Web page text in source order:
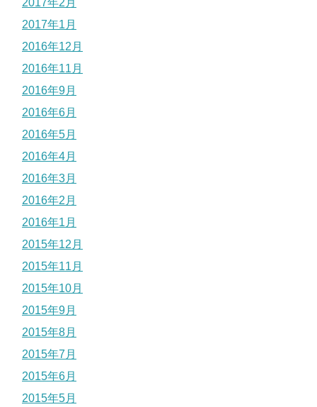
2017年2月
2017年1月
2016年12月
2016年11月
2016年9月
2016年6月
2016年5月
2016年4月
2016年3月
2016年2月
2016年1月
2015年12月
2015年11月
2015年10月
2015年9月
2015年8月
2015年7月
2015年6月
2015年5月